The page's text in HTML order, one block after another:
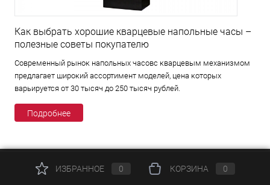
Как выбрать хорошие кварцевые напольные часы –
полезные советы покупателю
Современный рынок напольных часовс кварцевым механизмом
предлагает широкий ассортимент моделей, цена которых
варьируется от 30 тысяч до 250 тысяч рублей.
Подробнее
ИЗБРАННОЕ 0 КОРЗИНА 0